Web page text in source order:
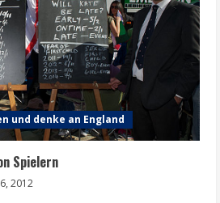
und denke an England
Spielern
2012